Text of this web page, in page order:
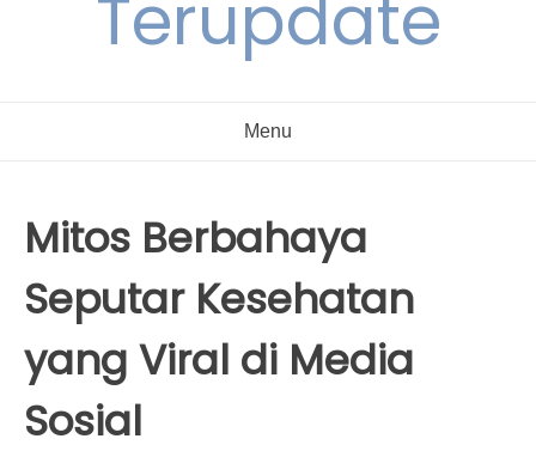
Terupdate
Menu
Mitos Berbahaya
Seputar Kesehatan
yang Viral di Media
Sosial